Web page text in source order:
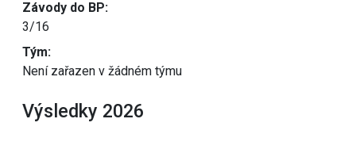
Závody do BP:
3/16
Tým:
Není zařazen v žádném týmu
Výsledky 2026